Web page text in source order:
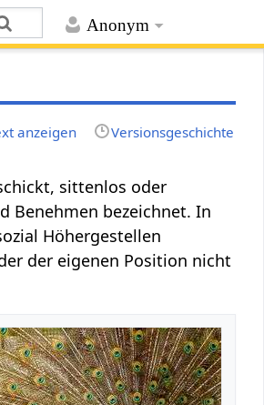
Anonym
anzeigen Versionsgeschichte
sittenlos oder
Benehmen bezeichnet. In
Höhergestellen
der eigenen Position nicht